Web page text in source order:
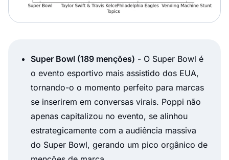
Super Bowl (189 menções) - O Super Bowl é
o evento esportivo mais assistido dos EUA,
tornando-o o momento perfeito para marcas
se inserirem em conversas virais. Poppi não
apenas capitalizou no evento, se alinhou
estrategicamente com a audiência massiva
do Super Bowl, gerando um pico orgânico de